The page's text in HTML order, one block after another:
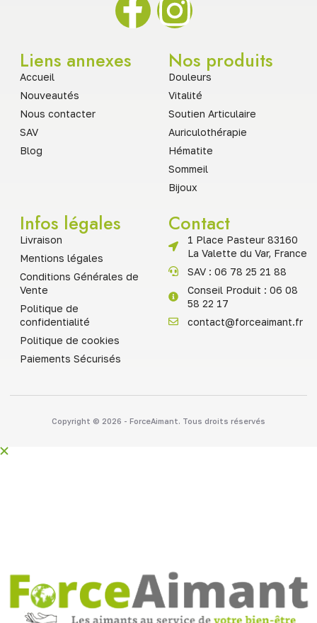
Liens annexes
Accueil
Nouveautés
Nous contacter
SAV
Blog
Nos produits
Douleurs
Vitalité
Soutien Articulaire
Auriculothérapie
Hématite
Sommeil
Bijoux
Infos légales
Livraison
Mentions légales
Conditions Générales de
Vente
Politique de
confidentialité
Politique de cookies
Paiements Sécurisés
Contact
1 Place Pasteur 83160
La Valette du Var, France
SAV : 06 78 25 21 88
Conseil Produit : 06 08
58 22 17
contact@forceaimant.fr
Copyright © 2026 - ForceAimant. Tous droits réservés